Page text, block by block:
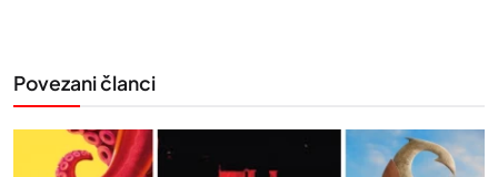
Povezani članci